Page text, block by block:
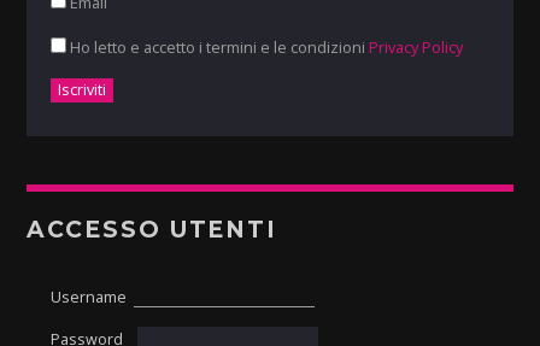
Ho letto e accetto i termini e le condizioni Privacy Policy
ACCESSO UTENTI
Username
Password